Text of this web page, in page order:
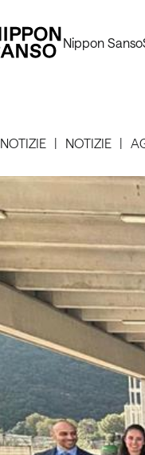
Nippon Sanso
NOTIZIE NOTIZIE